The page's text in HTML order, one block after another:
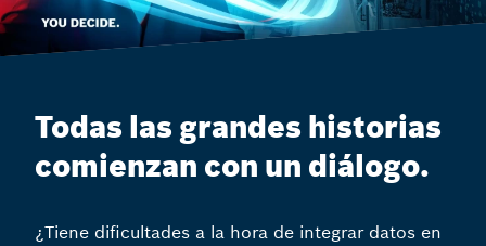
Todas las grandes historias
comienzan con un diálogo.
¿Tiene dificultades a la hora de integrar datos en